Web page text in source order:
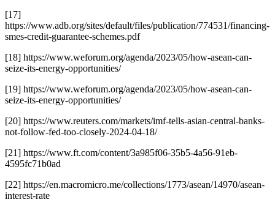
[17]
https://www.adb.org/sites/default/files/publication/774531/financing-
smes-credit-guarantee-schemes.pdf
[18] https://www.weforum.org/agenda/2023/05/how-asean-can-
seize-its-energy-opportunities/
[19] https://www.weforum.org/agenda/2023/05/how-asean-can-
seize-its-energy-opportunities/
[20] https://www.reuters.com/markets/imf-tells-asian-central-banks-
not-follow-fed-too-closely-2024-04-18/
[21] https://www.ft.com/content/3a985f06-35b5-4a56-91eb-
4595fc71b0ad
[22] https://en.macromicro.me/collections/1773/asean/14970/asean-
interest-rate